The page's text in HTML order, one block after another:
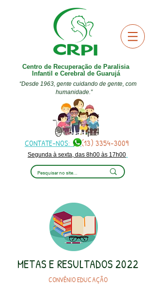
Centro de Recuperação de Paralisia
Infantil e Cerebral de Guarujá
“Desde 1963, gente cuidando de gente, com
humanidade.”
CONTATE-NOS:(13) 3354-3009
Segunda à sexta, das 8h00 às 17h00
METAS E RESULTADOS 2022
CONVÊNIO EDUCAÇÃO